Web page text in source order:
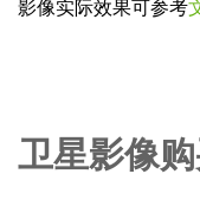
影像实际效果可参考
卫星影像